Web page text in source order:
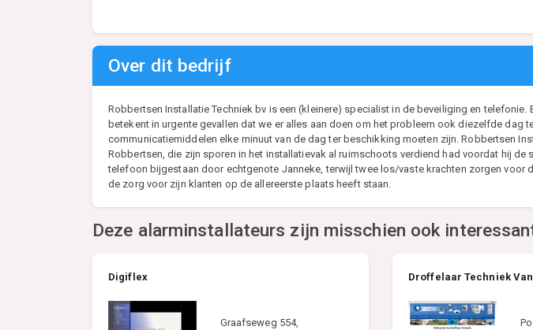
Over dit bedrijf
Robbertsen Installatie Techniek bv is een (kleinere) specialist in de beveiliging en
betekent in urgente gevallen dat we er alles aan doen om het probleem ook diezelfde dag
communicatiemiddelen elke minuut van de dag ter beschikking moeten zijn. Robbertsen
Robbertsen, die zijn sporen in het installatievak al ruimschoots verdiend had voordat hij
telefoon bijgestaan door echtgenote Janneke, terwijl twee los/vaste krachten zorgen
de zorg voor zijn klanten op de allereerste plaats heeft staan.
Deze alarminstallateurs zijn misschien ook
Digiflex
Graafseweg 554,
Droffelaar Techniek Van